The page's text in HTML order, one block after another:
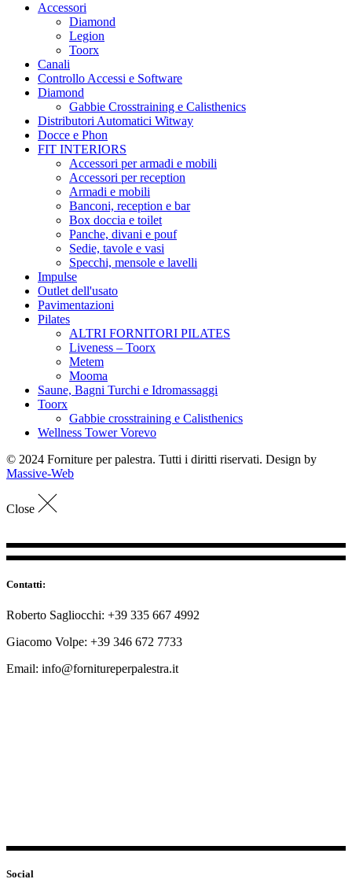
Accessori
Diamond
Legion
Toorx
Canali
Controllo Accessi e Software
Diamond
Gabbie Crosstraining e Calisthenics
Distributori Automatici Witway
Docce e Phon
FIT INTERIORS
Accessori per armadi e mobili
Accessori per reception
Armadi e mobili
Banconi, reception e bar
Box doccia e toilet
Panche, divani e pouf
Sedie, tavole e vasi
Specchi, mensole e lavelli
Impulse
Outlet dell'usato
Pavimentazioni
Pilates
ALTRI FORNITORI PILATES
Liveness – Toorx
Metem
Mooma
Saune, Bagni Turchi e Idromassaggi
Toorx
Gabbie crosstraining e Calisthenics
Wellness Tower Vorevo
© 2024 Forniture per palestra. Tutti i diritti riservati. Design by
Massive-Web
Close
Contatti:
Roberto Sagliocchi: +39 335 667 4992
Giacomo Volpe: +39 346 672 7733
Email: info@fornitureperpalestra.it
Social